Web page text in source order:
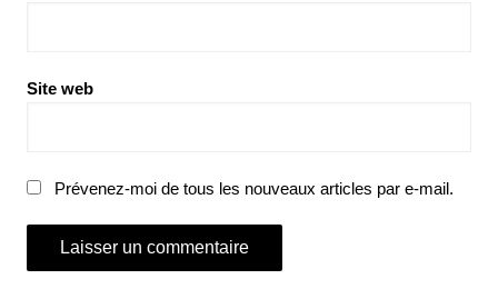
Site web
Prévenez-moi de tous les nouveaux articles par e-mail.